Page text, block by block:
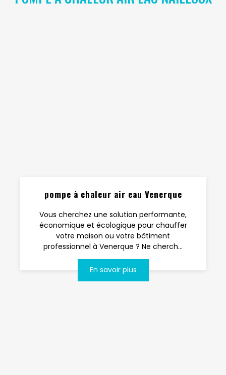
pompe à chaleur air eau Venerque
Vous cherchez une solution performante,
économique et écologique pour chauffer
votre maison ou votre bâtiment
professionnel à Venerque ? Ne cherch...
En savoir plus